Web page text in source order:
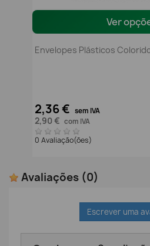
Ver
Envelopes Plásticos
2,36 € sem IVA
2,90 € com IVA
0 Avaliação(ões)
Avaliações (0)
Escrever uma